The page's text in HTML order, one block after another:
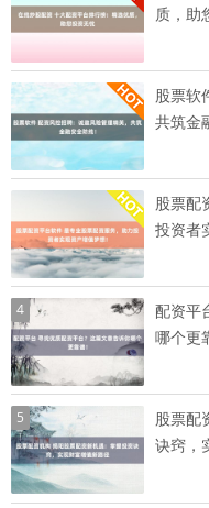
质，助
股票软
共筑金
股票配
投资者
4
配资平
哪个更
5
股票配
诀窍，